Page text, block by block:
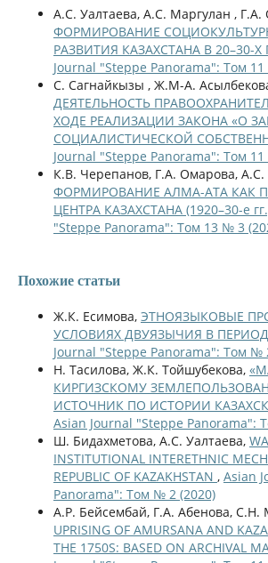
А.С. Уалтаева, А.С. Маргулан ,
ФОРМИРОВАНИЕ
РАЗВИТИЯ КАЗАХСТАНА В 20–30-Х
Journal "Steppe Panorama": Том
С. Сагнайкызы , Ж.М-А.
ДЕЯТЕЛЬНОСТЬ
ХОДЕ РЕАЛИЗАЦИИ ЗАКОНА «О
СОЦИАЛИСТИЧЕСКОЙ
Journal "Steppe Panorama": Том
К.В. Черепанов, Г.А. Омарова, А.С.
ФОРМИРОВАНИЕ АЛМА-АТА КАК
ЦЕНТРА КАЗАХСТАНА (1920–30-е
"Steppe Panorama": Том 13 № 3
Похожие статьи
Ж.К. Есимова, ЭТНОЯЗЫКОВЫЕ
УСЛОВИЯХ ДВУЯЗЫЧИЯ В
Journal "Steppe Panorama": Том №
Н. Тасилова, Ж.К. Тойшубекова,
КИРГИЗСКОМУ
ИСТОЧНИК ПО ИСТОРИИ
Asian Journal "Steppe Panorama":
Ш. Бидахметова, А.С. Уалтаева,
INSTITUTIONAL INTERETHNIC
REPUBLIC OF KAZAKHSTAN , Asian
Panorama": Том № 2 (2020)
А.Р. Бейсембай, Г.А. Абенова, С.Н.
UPRISING OF AMURSANA AND
THE 1750S: BASED ON ARCHIVAL